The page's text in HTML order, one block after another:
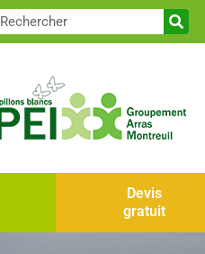
Devis
gratuit